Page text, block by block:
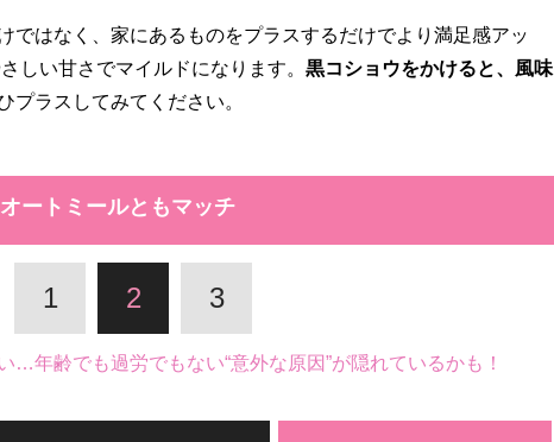
はなく、家にあるものをプラスするだけでより満足感アッ
しい甘さでマイルドになります。 黒コショウをかけると、風味
プラスしてみてください。
ートミールともマッチ
1 2 3
年齢でも過労でもない“意外な原因”が隠れているかも！